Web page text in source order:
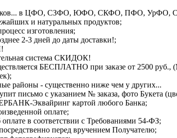
в ЦФО, СЗФО, ЮФО, СКФО, ПФО,
и натуральных продуктов;
изготовления;
2-3 дней до даты доставки!;
система СКИДОК!
БЕСПЛАТНО при заказе от 2500
районы - существенно ниже чем у других...
письмо с указанием № заказа, фото Букета
Эквайринг картой любого Банка;
оплате;
в соответствии с Требованиями 54-ФЗ;
перед вручением Получателю;